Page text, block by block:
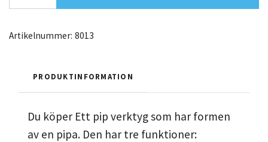
Artikelnummer: 8013
PRODUKTINFORMATION
Du köper Ett pip verktyg som har formen
av en pipa. Den har tre funktioner: